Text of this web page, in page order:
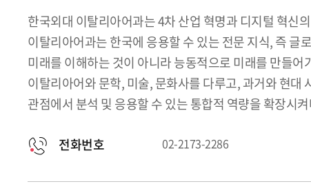
한국외대 이탈리아어과는 4차 산업 혁명과 디지털 혁신
이탈리아어과는 한국에 응용할 수 있는 전문 지식, 즉
미래를 이해하는 것이 아니라 능동적으로 미래를 만들
이탈리아어와 문학, 미술, 문화사를 다루고, 과거와 현
관점에서 분석 및 응용할 수 있는 통합적 역량을 확장시
전화번호 02-2173-2286